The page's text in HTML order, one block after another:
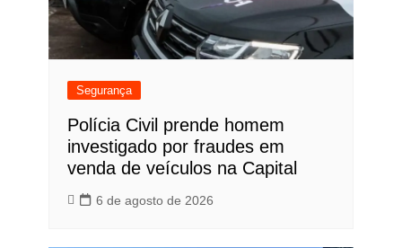
Segurança
Polícia Civil prende homem
investigado por fraudes em
venda de veículos na Capital
6 de agosto de 2026